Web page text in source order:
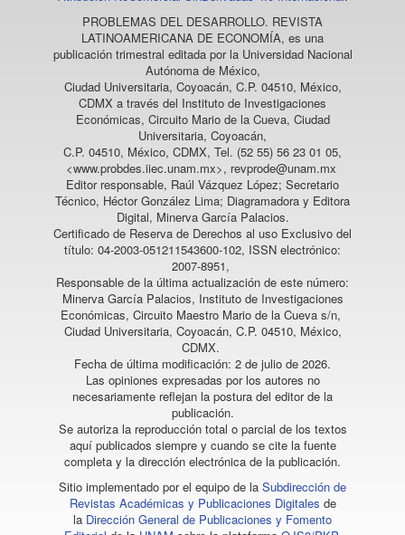
PROBLEMAS DEL DESARROLLO. REVISTA
LATINOAMERICANA DE ECONOMÍA, es una
publicación trimestral editada por la Universidad Nacional
Autónoma de México,
Ciudad Universitaria, Coyoacán, C.P. 04510, México,
CDMX a través del Instituto de Investigaciones
Económicas, Circuito Mario de la Cueva, Ciudad
Universitaria, Coyoacán,
C.P. 04510, México, CDMX, Tel. (52 55) 56 23 01 05,
<www.probdes.iiec.unam.mx>, revprode@unam.mx
Editor responsable, Raúl Vázquez López; Secretario
Técnico, Héctor González Lima; Diagramadora y Editora
Digital, Minerva García Palacios.
Certificado de Reserva de Derechos al uso Exclusivo del
título: 04-2003-051211543600-102, ISSN electrónico:
2007-8951,
Responsable de la última actualización de este número:
Minerva García Palacios, Instituto de Investigaciones
Económicas, Circuito Maestro Mario de la Cueva s/n,
Ciudad Universitaria, Coyoacán, C.P. 04510, México,
CDMX.
Fecha de última modificación: 2 de julio de 2026.
Las opiniones expresadas por los autores no
necesariamente reflejan la postura del editor de la
publicación.
Se autoriza la reproducción total o parcial de los textos
aquí publicados siempre y cuando se cite la fuente
completa y la dirección electrónica de la publicación.
Sitio implementado por el equipo de la Subdirección de
Revistas Académicas y Publicaciones Digitales de
la Dirección General de Publicaciones y Fomento